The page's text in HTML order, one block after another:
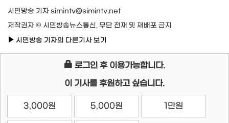
시민방송 기자 simintv@simintv.net
저작권자 © 시민방송뉴스통신, 무단 전재 및 재배포 금지
시민방송 기자의 다른기사 보기
로그인 후 이용가능합니다.
이 기사를 후원하고 싶습니다.
3,000원 5,000원 1만원